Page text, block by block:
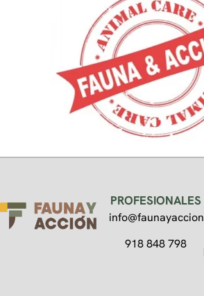
PROFESIONALES
918 848 798